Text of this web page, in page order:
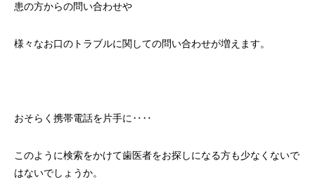
患の方からの問い合わせや
様々なお口のトラブルに関しての問い合わせが増えます。
おそらく携帯電話を片手に‥‥
このように検索をかけて歯医者をお探しになる方も少なくないで
はないでしょうか。